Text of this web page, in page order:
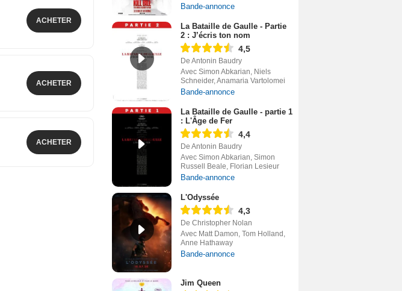
ACHETER
ACHETER
ACHETER
Bande-annonce
La Bataille de Gaulle - Partie
2 : J’écris ton nom
4,5
De Antonin Baudry
Avec Simon Abkarian, Niels
Schneider, Anamaria Vartolomei
Bande-annonce
La Bataille de Gaulle - partie 1
: L'Âge de Fer
4,4
De Antonin Baudry
Avec Simon Abkarian, Simon
Russell Beale, Florian Lesieur
Bande-annonce
L'Odyssée
4,3
De Christopher Nolan
Avec Matt Damon, Tom Holland,
Anne Hathaway
Bande-annonce
Jim Queen